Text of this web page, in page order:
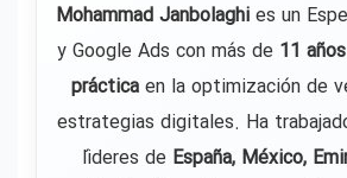
Mohammad Janbolaghi es un
y Google Ads con más de 11
prácticaen la optimización de
estrategias digitales. Ha
líderes de España, México,